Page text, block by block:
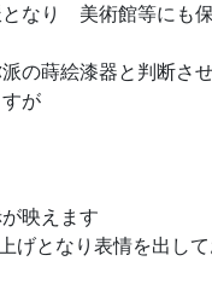
なり 美術館等にも
の蒔絵漆器と判断さ
が
映えます
げとなり表情を出し